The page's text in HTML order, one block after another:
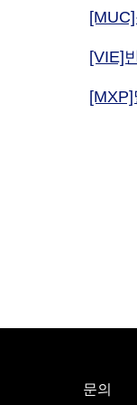
[VIE]빈
[MXP]
문의